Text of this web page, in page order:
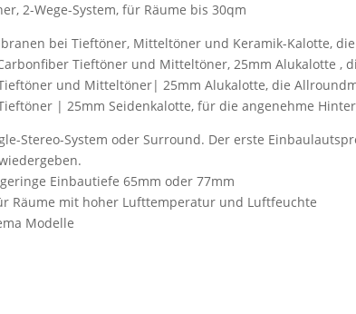
2-Wege-System, für Räume bis 30qm
bei Tieftöner, Mitteltöner und Keramik-Kalotte,
Tieftöner und Mitteltöner, 25mm Alukalotte ,
und Mitteltöner| 25mm Alukalotte, die
| 25mm Seidenkalotte, für die angenehme
Stereo-System oder Surround. Der erste
geringe Einbautiefe 65mm oder 77mm
Räume mit hoher Lufttemperatur und Luftfeuchte
Modelle